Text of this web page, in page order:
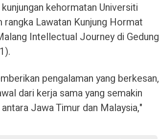
kehormatan Universiti
rangka Lawatan Kunjung Hormat
Intellectual Journey di Gedung
pengalaman yang berkesan,
dari kerja sama yang semakin
Jawa Timur dan Malaysia,"